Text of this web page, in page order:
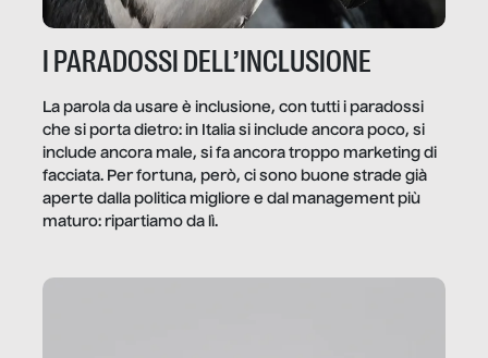
I PARADOSSI DELL’INCLUSIONE
La parola da usare è inclusione, con tutti i paradossi
che si porta dietro: in Italia si include ancora poco, si
include ancora male, si fa ancora troppo marketing di
facciata. Per fortuna, però, ci sono buone strade già
aperte dalla politica migliore e dal management più
maturo: ripartiamo da lì.